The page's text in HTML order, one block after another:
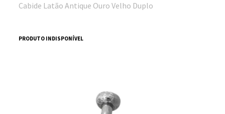
Cabide Latão Antique Ouro Velho Duplo
PRODUTO INDISPONÍVEL